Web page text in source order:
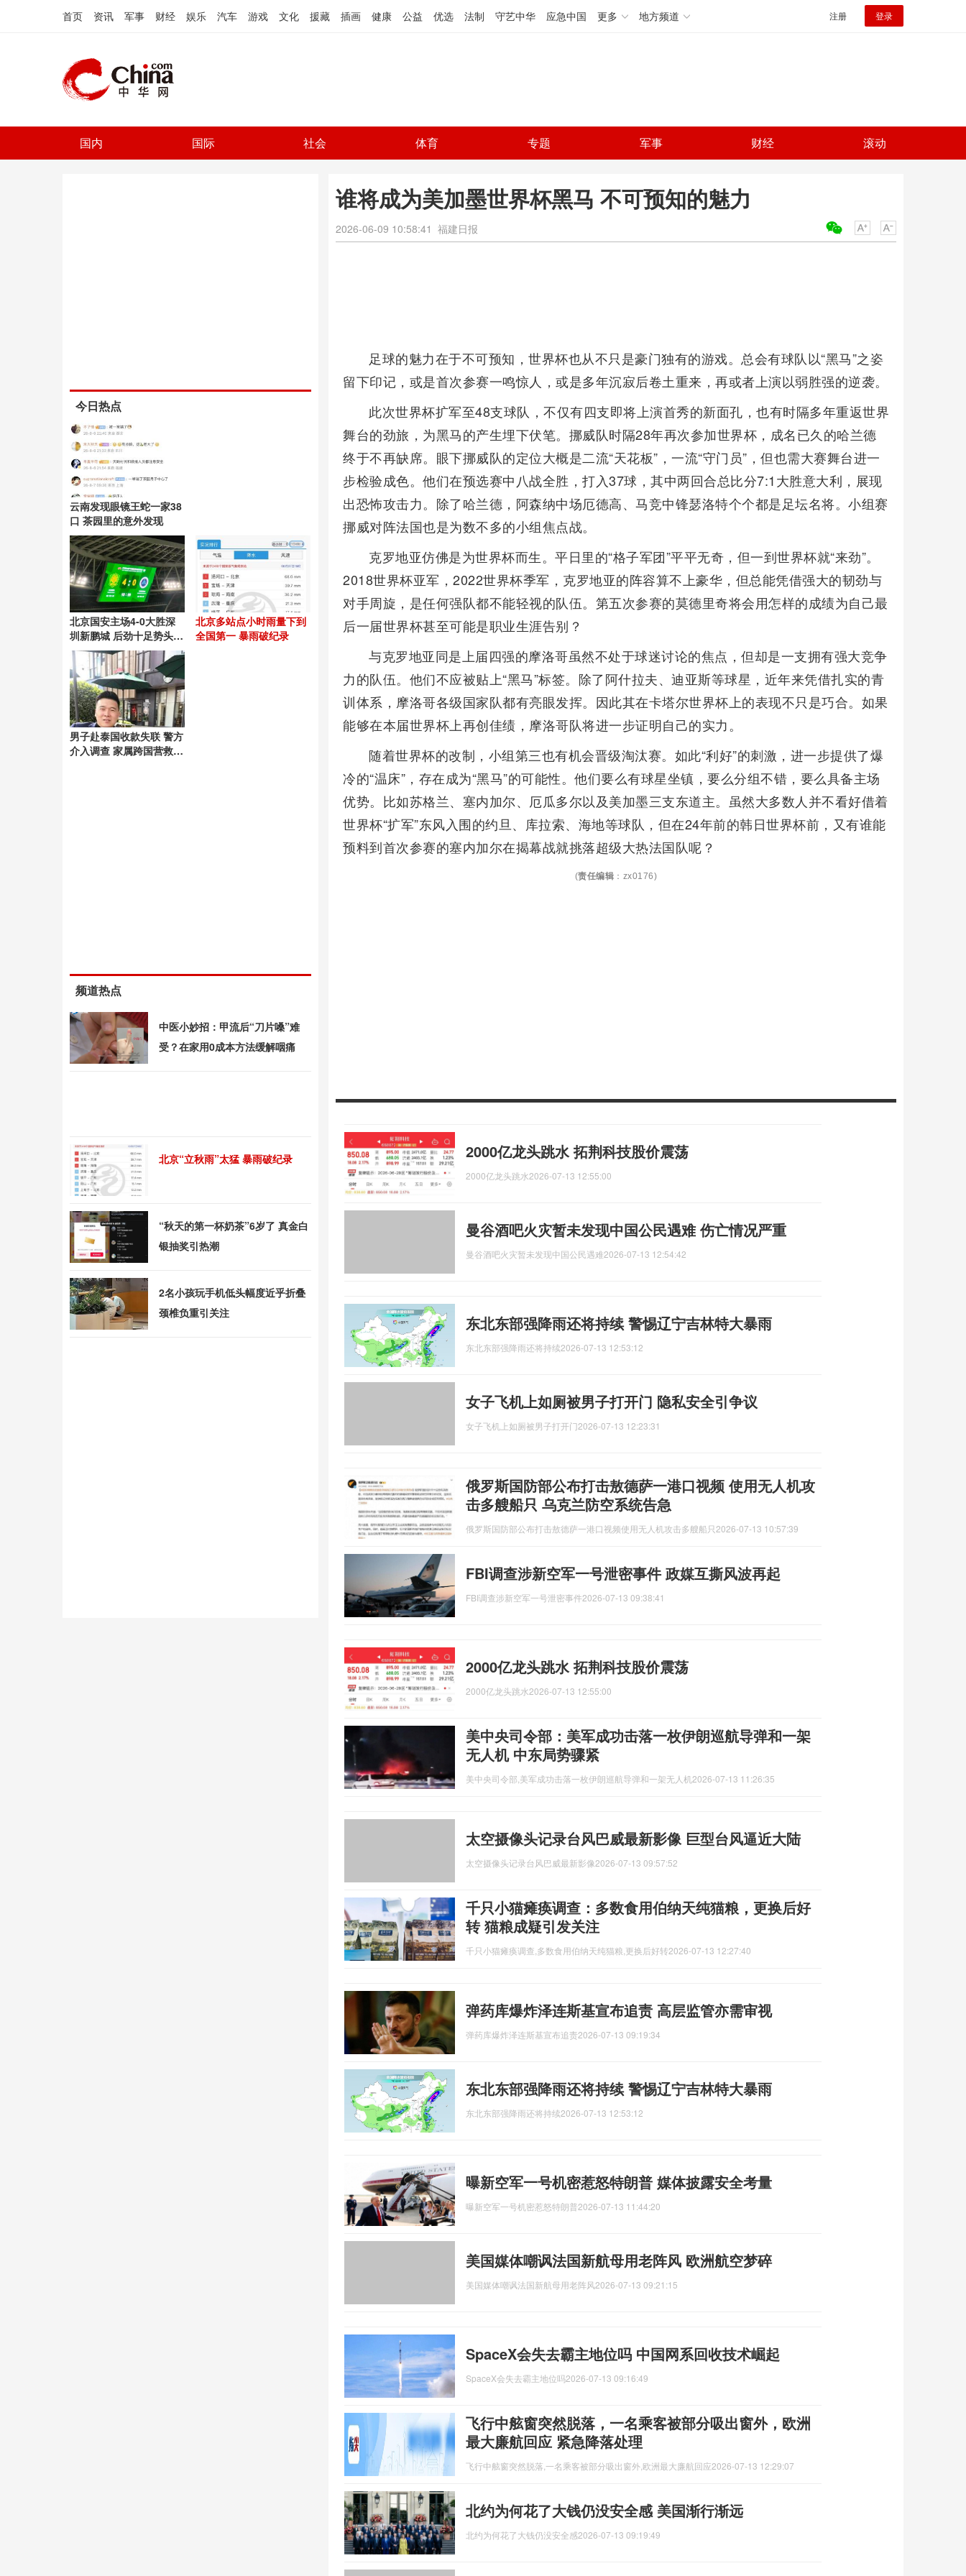
首页 资讯 军事 财经 娱乐 汽车 游戏 文化 援藏 插画 健康 公益 优选 法制 守艺中华 应急中国 更多 地方频道 注册 登录
国内 国际 社会 体育 专题 军事 财经 滚动
谁将成为美加墨世界杯黑马 不可预知的魅力
2026-06-09 10:58:41 福建日报
足球的魅力在于不可预知，世界杯也从不只是豪门独有的游戏。总会有球队以“黑马”之姿
留下印记，或是首次参赛一鸣惊人，或是多年沉寂后卷土重来，再或者上演以弱胜强的逆袭。
此次世界杯扩军至48支球队，不仅有四支即将上演首秀的新面孔，也有时隔多年重返世界
舞台的劲旅，为黑马的产生埋下伏笔。挪威队时隔28年再次参加世界杯，成名已久的哈兰德
终于不再缺席。眼下挪威队的定位大概是二流“天花板”，一流“守门员”，但也需大赛舞台进一
步检验成色。他们在预选赛中八战全胜，打入37球，其中两回合总比分7:1大胜意大利，展现
出恐怖攻击力。除了哈兰德，阿森纳中场厄德高、马竞中锋瑟洛特个个都是足坛名将。小组赛
挪威对阵法国也是为数不多的小组焦点战。
克罗地亚仿佛是为世界杯而生。平日里的“格子军团”平平无奇，但一到世界杯就“来劲”。
2018世界杯亚军，2022世界杯季军，克罗地亚的阵容算不上豪华，但总能凭借强大的韧劲与
对手周旋，是任何强队都不能轻视的队伍。第五次参赛的莫德里奇将会用怎样的成绩为自己最
后一届世界杯甚至可能是职业生涯告别？
与克罗地亚同是上届四强的摩洛哥虽然不处于球迷讨论的焦点，但却是一支拥有强大竞争
力的队伍。他们不应被贴上“黑马”标签。除了阿什拉夫、迪亚斯等球星，近年来凭借扎实的青
训体系，摩洛哥各级国家队都有亮眼发挥。因此其在卡塔尔世界杯上的表现不只是巧合。如果
能够在本届世界杯上再创佳绩，摩洛哥队将进一步证明自己的实力。
随着世界杯的改制，小组第三也有机会晋级淘汰赛。如此“利好”的刺激，进一步提供了爆
冷的“温床”，存在成为“黑马”的可能性。他们要么有球星坐镇，要么分组不错，要么具备主场
优势。比如苏格兰、塞内加尔、厄瓜多尔以及美加墨三支东道主。虽然大多数人并不看好借着
世界杯“扩军”东风入围的约旦、库拉索、海地等球队，但在24年前的韩日世界杯前，又有谁能
预料到首次参赛的塞内加尔在揭幕战就挑落超级大热法国队呢？
(责任编辑 ：zx0176)
2000亿龙头跳水 拓荆科技股价震荡
2000亿龙头跳水2026-07-13 12:55:00
曼谷酒吧火灾暂未发现中国公民遇难 伤亡情况严重
曼谷酒吧火灾暂未发现中国公民遇难2026-07-13 12:54:42
东北东部强降雨还将持续 警惕辽宁吉林特大暴雨
东北东部强降雨还将持续2026-07-13 12:53:12
女子飞机上如厕被男子打开门 隐私安全引争议
女子飞机上如厕被男子打开门2026-07-13 12:23:31
俄罗斯国防部公布打击敖德萨一港口视频 使用无人机攻
击多艘船只 乌克兰防空系统告急
俄罗斯国防部公布打击敖德萨一港口视频使用无人机攻击多艘船只2026-07-13 10:57:39
FBI调查涉新空军一号泄密事件 政媒互撕风波再起
FBI调查涉新空军一号泄密事件2026-07-13 09:38:41
2000亿龙头跳水 拓荆科技股价震荡
2000亿龙头跳水2026-07-13 12:55:00
美中央司令部：美军成功击落一枚伊朗巡航导弹和一架
无人机 中东局势骤紧
美中央司令部,美军成功击落一枚伊朗巡航导弹和一架无人机 2026-07-13 11:26:35
太空摄像头记录台风巴威最新影像 巨型台风逼近大陆
太空摄像头记录台风巴威最新影像2026-07-13 09:57:52
千只小猫瘫痪调查：多数食用伯纳天纯猫粮，更换后好
转 猫粮成疑引发关注
千只小猫瘫痪调查,多数食用伯纳天纯猫粮,更换后好转2026-07-13 12:27:40
弹药库爆炸泽连斯基宣布追责 高层监管亦需审视
弹药库爆炸泽连斯基宣布追责2026-07-13 09:19:34
东北东部强降雨还将持续 警惕辽宁吉林特大暴雨
东北东部强降雨还将持续2026-07-13 12:53:12
曝新空军一号机密惹怒特朗普 媒体披露安全考量
曝新空军一号机密惹怒特朗普2026-07-13 11:44:20
美国媒体嘲讽法国新航母用老阵风 欧洲航空梦碎
美国媒体嘲讽法国新航母用老阵风2026-07-13 09:21:15
SpaceX会失去霸主地位吗 中国网系回收技术崛起
SpaceX会失去霸主地位吗2026-07-13 09:16:49
飞行中舷窗突然脱落，一名乘客被部分吸出窗外，欧洲
最大廉航回应 紧急降落处理
飞行中舷窗突然脱落,一名乘客被部分吸出窗外,欧洲最大廉航回应2026-07-13 12:29:07
北约为何花了大钱仍没安全感 美国渐行渐远
北约为何花了大钱仍没安全感2026-07-13 09:19:49
今日热点
云南发现眼镜王蛇一家38
口 茶园里的意外发现
北京国安主场4-0大胜深
圳新鹏城 后劲十足势头良
好
北京多站点小时雨量下到
全国第一 暴雨破纪录
男子赴泰国收款失联 警方
介入调查 家属跨国营救54
频道热点
中医小妙招：甲流后“刀片嗓”难
受？在家用0成本方法缓解咽痛
北京“立秋雨”太猛 暴雨破纪录
“秋天的第一杯奶茶”6岁了 真金白
银抽奖引热潮
2名小孩玩手机低头幅度近乎折叠
颈椎负重引关注